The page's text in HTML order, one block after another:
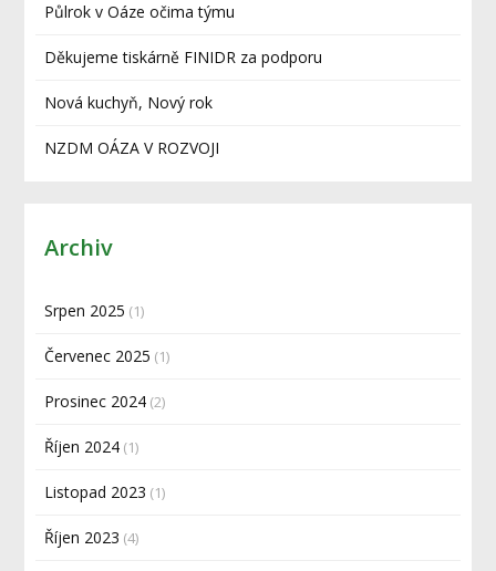
Půlrok v Oáze očima týmu
Děkujeme tiskárně FINIDR za podporu
Nová kuchyň, Nový rok
NZDM OÁZA V ROZVOJI
Archiv
Srpen 2025 (1)
Červenec 2025 (1)
Prosinec 2024 (2)
Říjen 2024 (1)
Listopad 2023 (1)
Říjen 2023 (4)